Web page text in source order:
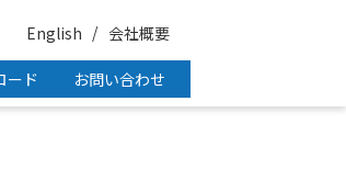
English 会社概要
ード お問い合わせ